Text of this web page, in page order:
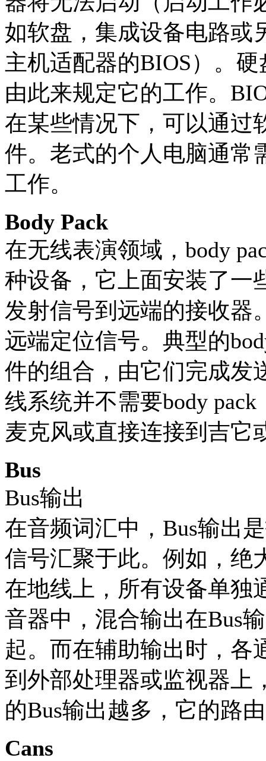
如软盘，集成设备电路或
主机适配器的BIOS）。
由此来规定它的工作。
在某些情况下，可以通过
件。老式的个人电脑通常
工作。
Body Pack
在无线表演领域，body
种设备，它上面安装了一
发射信号到远端的接收器
远端定位信号。典型的
件的组合，由它们完成发
线系统并不需要body
麦克风或直接连接到吉它
Bus
Bus输出
在音频词汇中，Bus输出
信号汇聚于此。例如，绝
在地线上，所有设备单独
音器中，混合输出在Bus
起。而在辅助输出时，各
到外部处理器或监视器上
的Bus输出越多，它的路
Cans